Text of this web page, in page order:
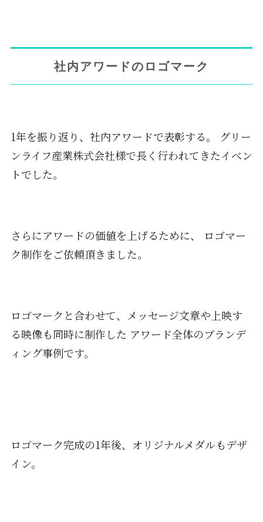
社内アワードのロゴマーク
1年を振り返り、社内アワードで表彰する。 グリー
ンライフ産業株式会社様で長く行われてきたイベン
トでした。
さらにアワードの価値を上げるために、 ロゴマー
ク制作をご依頼頂きました。
ロゴマークと合わせて、メッセージ文章や上映す
る映像も同時に制作した アワード全体のブランデ
ィング事例です。
ロゴマーク完成の1年後、オリジナルメダルもデザ
イン。